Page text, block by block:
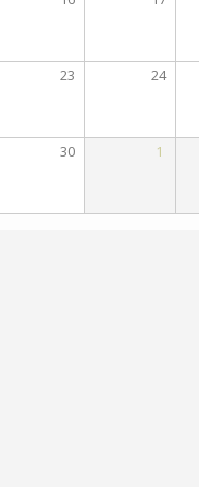
23 24
30 1